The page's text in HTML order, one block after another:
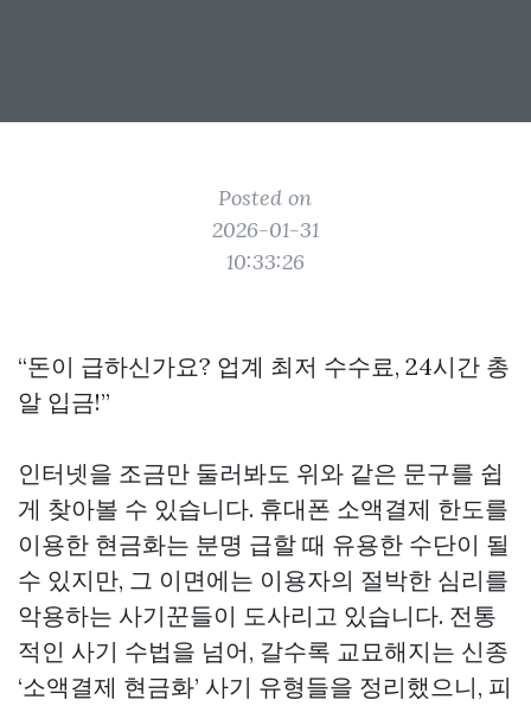
Posted on
2026-01-31
10:33:26
“돈이 급하신가요? 업계 최저 수수료, 24시간 총
알 입금!”
인터넷을 조금만 둘러봐도 위와 같은 문구를 쉽
게 찾아볼 수 있습니다. 휴대폰 소액결제 한도를
이용한 현금화는 분명 급할 때 유용한 수단이 될
수 있지만, 그 이면에는 이용자의 절박한 심리를
악용하는 사기꾼들이 도사리고 있습니다. 전통
적인 사기 수법을 넘어, 갈수록 교묘해지는 신종
‘소액결제 현금화’ 사기 유형들을 정리했으니, 피